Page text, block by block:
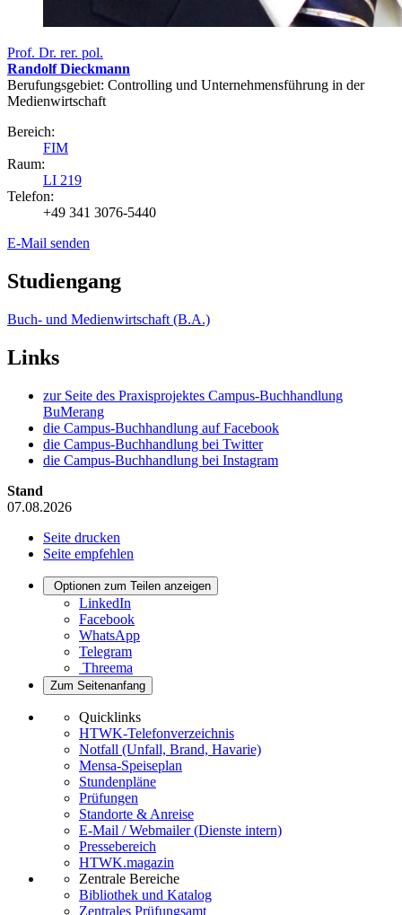
Prof. Dr. rer. pol.
Randolf Dieckmann
Berufungsgebiet: Controlling und Unternehmensführung in der
Medienwirtschaft
Bereich:
FIM
Raum:
LI 219
Telefon:
+49 341 3076-5440
E-Mail senden
Studiengang
Buch- und Medienwirtschaft (B.A.)
Links
zur Seite des Praxisprojektes Campus-Buchhandlung
BuMerang
die Campus-Buchhandlung auf Facebook
die Campus-Buchhandlung bei Twitter
die Campus-Buchhandlung bei Instagram
Stand
07.08.2026
Seite drucken
Seite empfehlen
Optionen zum Teilen anzeigen
LinkedIn
Facebook
WhatsApp
Telegram
Threema
Zum Seitenanfang
Quicklinks
HTWK-Telefonverzeichnis
Notfall (Unfall, Brand, Havarie)
Mensa-Speiseplan
Stundenpläne
Prüfungen
Standorte & Anreise
E-Mail / Webmailer (Dienste intern)
Pressebereich
HTWK.magazin
Zentrale Bereiche
Bibliothek und Katalog
Zentrales Prüfungsamt